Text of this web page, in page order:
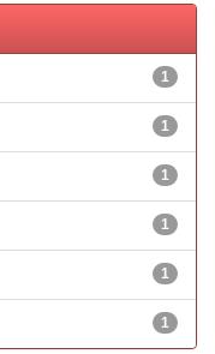
1
1
1
1
1
1